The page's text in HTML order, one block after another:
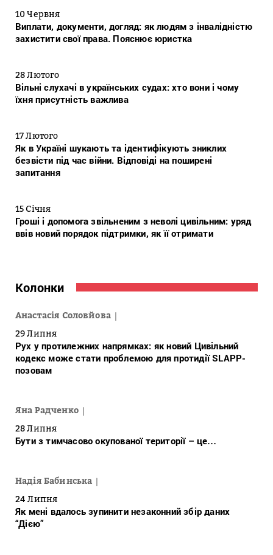
10 Червня
Виплати, документи, догляд: як людям з інвалідністю
захистити свої права. Пояснює юристка
28 Лютого
Вільні слухачі в українських судах: хто вони і чому
їхня присутність важлива
17 Лютого
Як в Україні шукають та ідентифікують зниклих
безвісти під час війни. Відповіді на поширені
запитання
15 Січня
Гроші і допомога звільненим з неволі цивільним: уряд
ввів новий порядок підтримки, як її отримати
Колонки
Анастасія Соловйова
29 Липня
Рух у протилежних напрямках: як новий Цивільний
кодекс може стати проблемою для протидії SLAPP-
позовам
Яна Радченко
28 Липня
Бути з тимчасово окупованої території – це…
Надія Бабинська
24 Липня
Як мені вдалось зупинити незаконний збір даних
“Дією”